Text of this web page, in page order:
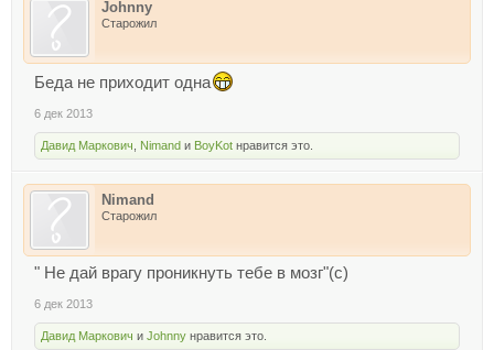
Johnny
Старожил
Беда не приходит одна
6 дек 2013
Давид Маркович Nimand и BoyKot нравится это.
Nimand
Старожил
" Не дай врагу проникнуть тебе в мозг"(с)
6 дек 2013
Давид Маркович и Johnny нравится это.